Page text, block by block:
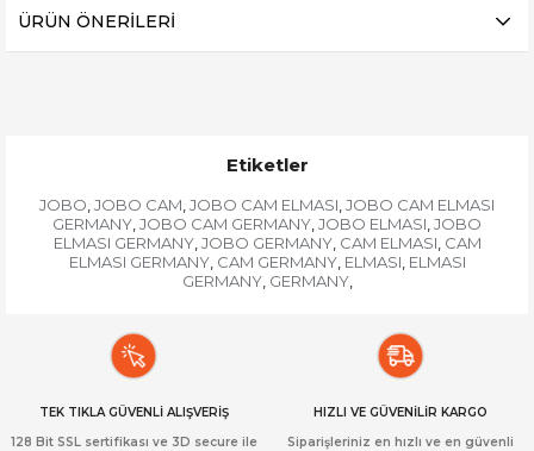
ÜRÜN ÖNERILERI
Etiketler
JOBO, JOBO CAM, JOBO CAM ELMASI, JOBO CAM ELMASI
GERMANY, JOBO CAM GERMANY, JOBO ELMASI, JOBO
ELMASI GERMANY, JOBO GERMANY, CAM ELMASI, CAM
ELMASI GERMANY, CAM GERMANY, ELMASI, ELMASI
GERMANY, GERMANY,
TEK TIKLA GÜVENLİ ALIŞVERİŞ
128 Bit SSL sertifikası ve 3D secure ile
HIZLI VE GÜVENİLİR KARGO
Siparişleriniz en hızlı ve en güvenli